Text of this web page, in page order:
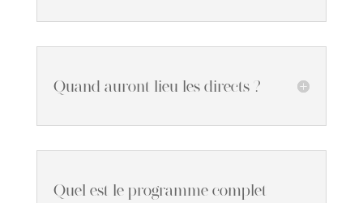
Quand auront lieu les directs ?
Quel est le programme complet